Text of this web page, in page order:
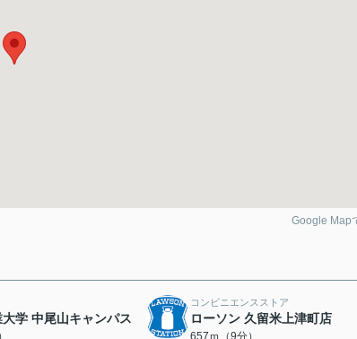
Google Map
学 中尾山キャンパス
コンビニエンスストア
ローソン 久留米上津町店
657ｍ（9分）